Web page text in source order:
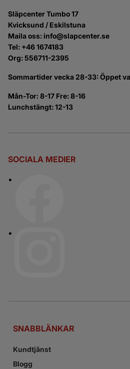
Släpcenter Tumbo 17
Kvicksund / Eskilstuna
Maila oss: info@slapcenter.se
Tel: +46 1674183
Org: 556711-2395
Sommartider vecka 28-33: Öppet
Mån-Tor: 8-17 Fre: 8-16
Lunchstängt: 12-13
SOCIALA MEDIER
SNABBLÄNKAR
Kundtjänst
Blogg